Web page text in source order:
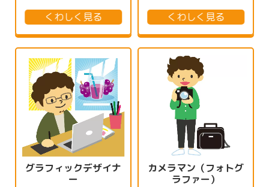
くわしく見る
くわしく見る
グラフィックデザイナ
ー
カメラマン（フォトグ
ラファー）